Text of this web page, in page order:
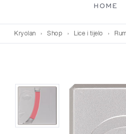
HOME
Kryolan › Shop › Lice i tijelo ›